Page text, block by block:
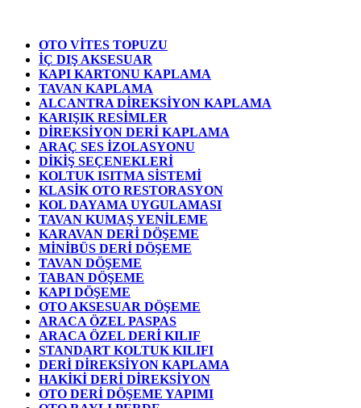
OTO VİTES TOPUZU
İÇ DIŞ AKSESUAR
KAPI KARTONU KAPLAMA
TAVAN KAPLAMA
ALCANTRA DİREKSİYON KAPLAMA
KARIŞIK RESİMLER
DİREKSİYON DERİ KAPLAMA
ARAÇ SES İZOLASYONU
DİKİŞ SEÇENEKLERİ
KOLTUK ISITMA SİSTEMİ
KLASİK OTO RESTORASYON
KOL DAYAMA UYGULAMASI
TAVAN KUMAŞ YENİLEME
KARAVAN DERİ DÖŞEME
MİNİBÜS DERİ DÖŞEME
TAVAN DÖŞEME
TABAN DÖŞEME
KAPI DÖŞEME
OTO AKSESUAR DÖŞEME
ARACA ÖZEL PASPAS
ARACA ÖZEL DERİ KILIF
STANDART KOLTUK KILIFI
DERİ DİREKSİYON KAPLAMA
HAKİKİ DERİ DİREKSİYON
OTO DERİ DÖŞEME YAPIMI